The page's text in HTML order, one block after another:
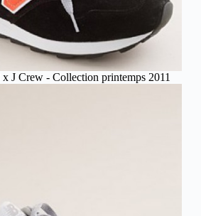
J Crew - Collection printemps 2011